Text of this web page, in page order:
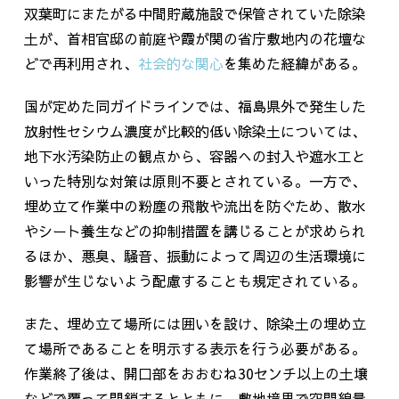
双葉町にまたがる中間貯蔵施設で保管されていた除染
土が、首相官邸の前庭や霞が関の省庁敷地内の花壇な
どで再利用され、 社会的な関心を集めた経緯がある。
国が定めた同ガイドラインでは、福島県外で発生した
放射性セシウム濃度が比較的低い除染土については、
地下水汚染防止の観点から、容器への封入や遮水工と
いった特別な対策は原則不要とされている。一方で、
埋め立て作業中の粉塵の飛散や流出を防ぐため、散水
やシート養生などの抑制措置を講じることが求められ
るほか、悪臭、騒音、振動によって周辺の生活環境に
影響が生じないよう配慮することも規定されている。
また、埋め立て場所には囲いを設け、除染土の埋め立
て場所であることを明示する表示を行う必要がある。
作業終了後は、開口部をおおむね30センチ以上の土壌